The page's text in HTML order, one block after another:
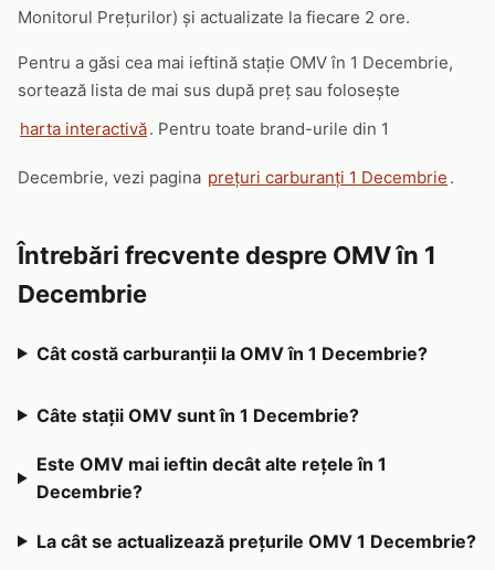
Monitorul Prețurilor) și actualizate la fiecare 2 ore.
Pentru a găsi cea mai ieftină stație OMV în 1 Decembrie,
sortează lista de mai sus după preț sau folosește
harta interactivă. Pentru toate brand-urile din 1
Decembrie, vezi pagina prețuri carburanți 1 Decembrie .
Întrebări frecvente despre OMV în 1
Decembrie
Cât costă carburanții la OMV în 1 Decembrie?
Câte stații OMV sunt în 1 Decembrie?
Este OMV mai ieftin decât alte rețele în 1
Decembrie?
La cât se actualizează prețurile OMV 1 Decembrie?